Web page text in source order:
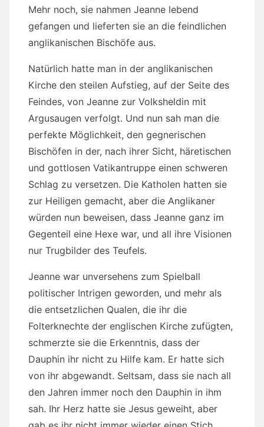
Mehr noch, sie nahmen Jeanne lebend
gefangen und lieferten sie an die feindlichen
anglikanischen Bischöfe aus.
Natürlich hatte man in der anglikanischen
Kirche den steilen Aufstieg, auf der Seite des
Feindes, von Jeanne zur Volksheldin mit
Argusaugen verfolgt. Und nun sah man die
perfekte Möglichkeit, den gegnerischen
Bischöfen in der, nach ihrer Sicht, häretischen
und gottlosen Vatikantruppe einen schweren
Schlag zu versetzen. Die Katholen hatten sie
zur Heiligen gemacht, aber die Anglikaner
würden nun beweisen, dass Jeanne ganz im
Gegenteil eine Hexe war, und all ihre Visionen
nur Trugbilder des Teufels.
Jeanne war unversehens zum Spielball
politischer Intrigen geworden, und mehr als
die entsetzlichen Qualen, die ihr die
Folterknechte der englischen Kirche zufügten,
schmerzte sie die Erkenntnis, dass der
Dauphin ihr nicht zu Hilfe kam. Er hatte sich
von ihr abgewandt. Seltsam, dass sie nach all
den Jahren immer noch den Dauphin in ihm
sah. Ihr Herz hatte sie Jesus geweiht, aber